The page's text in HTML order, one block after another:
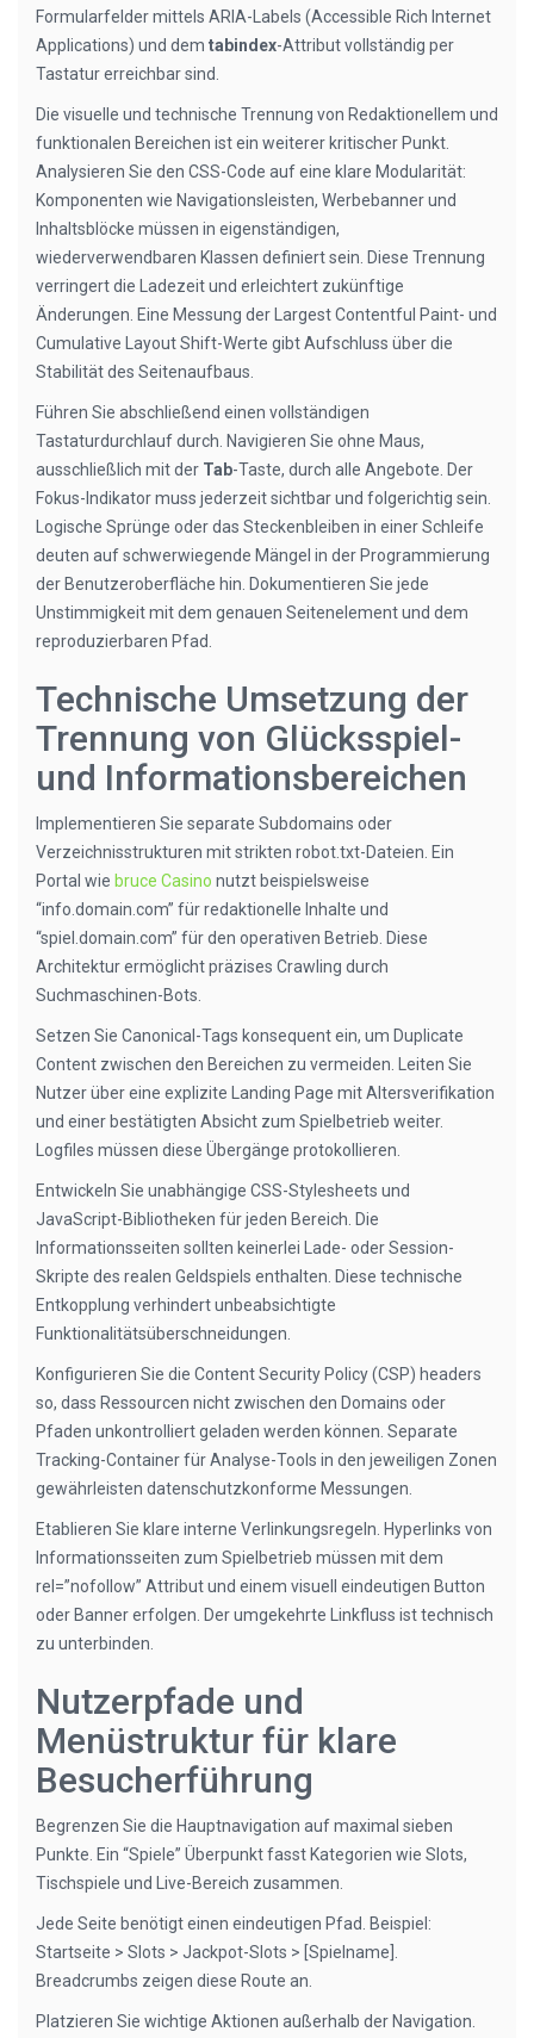
Formularfelder mittels ARIA-Labels (Accessible Rich Internet
Applications) und dem tabindex-Attribut vollständig per
Tastatur erreichbar sind.
Die visuelle und technische Trennung von Redaktionellem und
funktionalen Bereichen ist ein weiterer kritischer Punkt.
Analysieren Sie den CSS-Code auf eine klare Modularität:
Komponenten wie Navigationsleisten, Werbebanner und
Inhaltsblöcke müssen in eigenständigen,
wiederverwendbaren Klassen definiert sein. Diese Trennung
verringert die Ladezeit und erleichtert zukünftige
Änderungen. Eine Messung der Largest Contentful Paint- und
Cumulative Layout Shift-Werte gibt Aufschluss über die
Stabilität des Seitenaufbaus.
Führen Sie abschließend einen vollständigen
Tastaturdurchlauf durch. Navigieren Sie ohne Maus,
ausschließlich mit der Tab-Taste, durch alle Angebote. Der
Fokus-Indikator muss jederzeit sichtbar und folgerichtig sein.
Logische Sprünge oder das Steckenbleiben in einer Schleife
deuten auf schwerwiegende Mängel in der Programmierung
der Benutzeroberfläche hin. Dokumentieren Sie jede
Unstimmigkeit mit dem genauen Seitenelement und dem
reproduzierbaren Pfad.
Technische Umsetzung der
Trennung von Glücksspiel-
und Informationsbereichen
Implementieren Sie separate Subdomains oder
Verzeichnisstrukturen mit strikten robot.txt-Dateien. Ein
Portal wie bruce Casino nutzt beispielsweise
“info.domain.com” für redaktionelle Inhalte und
“spiel.domain.com” für den operativen Betrieb. Diese
Architektur ermöglicht präzises Crawling durch
Suchmaschinen-Bots.
Setzen Sie Canonical-Tags konsequent ein, um Duplicate
Content zwischen den Bereichen zu vermeiden. Leiten Sie
Nutzer über eine explizite Landing Page mit Altersverifikation
und einer bestätigten Absicht zum Spielbetrieb weiter.
Logfiles müssen diese Übergänge protokollieren.
Entwickeln Sie unabhängige CSS-Stylesheets und
JavaScript-Bibliotheken für jeden Bereich. Die
Informationsseiten sollten keinerlei Lade- oder Session-
Skripte des realen Geldspiels enthalten. Diese technische
Entkopplung verhindert unbeabsichtigte
Funktionalitätsüberschneidungen.
Konfigurieren Sie die Content Security Policy (CSP) headers
so, dass Ressourcen nicht zwischen den Domains oder
Pfaden unkontrolliert geladen werden können. Separate
Tracking-Container für Analyse-Tools in den jeweiligen Zonen
gewährleisten datenschutzkonforme Messungen.
Etablieren Sie klare interne Verlinkungsregeln. Hyperlinks von
Informationsseiten zum Spielbetrieb müssen mit dem
rel=”nofollow” Attribut und einem visuell eindeutigen Button
oder Banner erfolgen. Der umgekehrte Linkfluss ist technisch
zu unterbinden.
Nutzerpfade und
Menüstruktur für klare
Besucherführung
Begrenzen Sie die Hauptnavigation auf maximal sieben
Punkte. Ein “Spiele” Überpunkt fasst Kategorien wie Slots,
Tischspiele und Live-Bereich zusammen.
Jede Seite benötigt einen eindeutigen Pfad. Beispiel:
Startseite > Slots > Jackpot-Slots > [Spielname].
Breadcrumbs zeigen diese Route an.
Platzieren Sie wichtige Aktionen außerhalb der Navigation.